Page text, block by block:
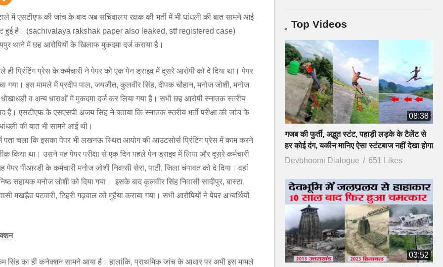
में एसटीएफ की जांच के बाद अब सचिवालय रक्षक की भर्ती में भी धांधली की बात सामने आई
हुई है। (sachivalaya rakshak paper also leaked, stf registered case)
थाने में छह आरोपियों के खिलाफ मुकदमा दर्ज कराया है।
ही प्रिंटिंग प्रेस के कर्मचारी ने पेपर को एक पेन ड्राइव में दूसरे आरोपी को दे दिया था। पेपर
गया। इस मामले में प्रदीप पाल, जयजीत, कुलवीर सिंह, दीपक चौहान, मनोज जोशी, मनोज
व अन्य धाराओं में मुकदमा दर्ज कर लिया गया है। सभी छह आरोपी स्नातक स्तरीय
हैं। एसटीएफ के एसएसपी अजय सिंह ने बताया कि स्नातक स्तरीय भर्ती परीक्षा की जांच के
धांधली की बात भी सामने आई थी।
पता चला कि इसका पेपर भी लखनऊ स्थित आयोग की आउटसोर्स प्रिंटिंग प्रेस में काम करने
किया था। उसने यह पेपर परीक्षा से एक दिन पहले पेन ड्राइव में लिया और दूसरे कर्मचारी
पीआरडी के कर्मचारी मनोज जोशी निवासी सेरा, पाटी, जिला चंपावत को दे दिया। वहां
सहायक मनोज जोशी को दिया गया। इसके बाद कुलवीर सिंह निवासी सादीपुर, बास्टा,
मखडै़त पटवारी, टिहरी गढ़वाल को मुहैया कराया गया। सभी आरोपियों ने पेपर अभ्यर्थियों
सिंह का ही कनेक्शन सामने आया है। हालांकि, प्राथमिक जांच के आधार पर अभी इस मामले
Top Videos
08:38
गजब की फुर्ती, अद्भुत स्टंट, पहाड़ी लड़के के टैलेंट से
हर कोई दंग, यकीन मानिए ऐसा स्टंटबाज नहीं देखा होगा
Devbhoomi Dialogue
651 Likes
03:52